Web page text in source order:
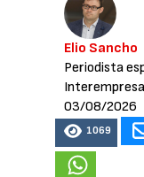
Elio Sancho
Periodista
03/08/2026
1069